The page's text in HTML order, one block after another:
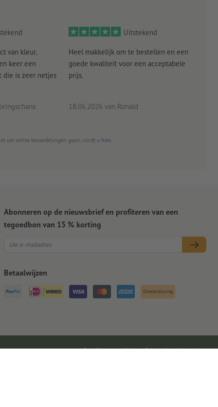
van kleur,
keer een
die is zeer netjes
Uitstekend
Heel makkelijk om te bestellen en een
goede kwaliteit voor een acceptabele
prijs.
18.06.2026 van Ronald
om echte beoordelingen gaan, vindt u hier.
Abonneren op de nieuwsbrief en profiteren van een
tegoedbon van 15 % korting
Betaalwijzen
Overschrijving
Colofon AV Privacybescherming